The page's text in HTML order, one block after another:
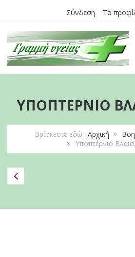
Σύνδεση Το
ΥΠΟΠΤΈΡΝΙΟ
Βρίσκεστε εδώ: Αρχική
Υποπτέρνιο
Προστατευτικό
Επίθεμα
Πτέρνας